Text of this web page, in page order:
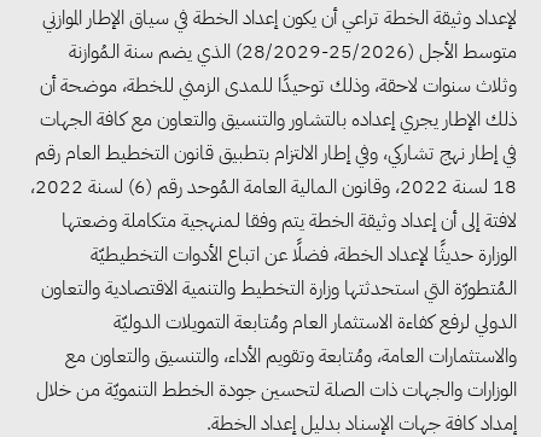
لإعداد وثيقة الخطة تراعي أن يكون إعداد الخطة في سياق الإطار الموازني
متوسط الأجل (25/2026-28/2029) الذي يضم سنة الـمُوازنة
وثلاث سنوات لاحقة، وذلك توحيدًا للـمدى الزمني للخطة، موضحة أن
ذلك الإطار يجري إعداده بالتشاور والتنسيق والتعاون مع كافة الجهات
في إطار نهج تشاركي، وفي إطار الالتزام بتطبيق قانون التخطيط العام رقم
18 لسنة 2022، وقانون الـمالية العامة الـمُوحد رقم (6) لسنة 2022،
لافتة إلى أن إعداد وثيقة الخطة يتم وفقا لـمنهجية متكاملة وضعتها
الوزارة حديثًا لإعداد الخطة، فضلًا عن اتباع الأدوات التخطيطيّة
الـمُتطورّة التي استحدثتها وزارة التخطيط والتنمية الاقتصادية والتعاون
الدولي لرفع كفاءة الاستثمار العام ومُتابعة التمويلات الدوليّة
والاستثمارات العامة، ومُتابعة وتقويم الأداء، والتنسيق والتعاون مع
الوزارات والجهات ذات الصلة لتحسين جودة الخطط التنمويّة من خلال
إمداد كافة جهات الإسناد بدليل إعداد الخطة.